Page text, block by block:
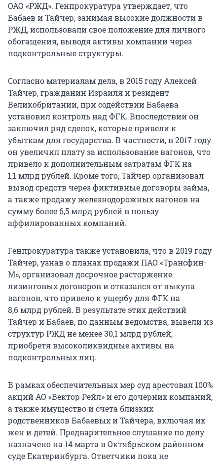
ОАО «РЖД». Генпрокуратура утверждает, что
Бабаев и Тайчер, занимая высокие должности в
РЖД, использовали свое положение для личного
обогащения, выводя активы компании через
подконтрольные структуры.
Согласно материалам дела, в 2015 году Алексей
Тайчер, гражданин Израиля и резидент
Великобритании, при содействии Бабаева
установил контроль над ФГК. Впоследствии он
заключил ряд сделок, которые привели к
убыткам для государства. В частности, в 2017 году
он увеличил плату за использование вагонов, что
привело к дополнительным затратам ФГК на
1,1 млрд рублей. Кроме того, Тайчер организовал
вывод средств через фиктивные договоры займа,
а также продажу железнодорожных вагонов на
сумму более 6,5 млрд рублей в пользу
аффилированных компаний.
Генпрокуратура также установила, что в 2019 году
Тайчер, узнав о планах продажи ПАО «Трансфин-
М», организовал досрочное расторжение
лизинговых договоров и отказался от выкупа
вагонов, что привело к ущербу для ФГК на
8,6 млрд рублей. В результате этих действий
Тайчер и Бабаев, по данным ведомства, вывели из
структур РЖД не менее 30,1 млрд рублей,
приобретя высоколиквидные активы на
подконтрольных лиц.
В рамках обеспечительных мер суд арестовал 100%
акций АО «Вектор Рейл» и его дочерних компаний,
а также имущество и счета близких
родственников Бабаевых и Тайчера, включая их
жен и детей. Предварительное слушание по делу
назначено на 14 марта в Октябрьском районном
суде Екатеринбурга. Ответчики пока не